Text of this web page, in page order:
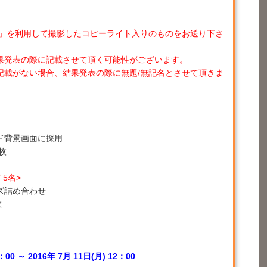
を利用して撮影したコピーライト入りのものをお送り下さ
表の際に記載させて頂く可能性がございます。
がない場合、結果発表の際に無題/無記名とさせて頂きま
背景画面に採用
5名>
詰め合わせ
00 ～ 2016年 7月 11日(月) 12：00